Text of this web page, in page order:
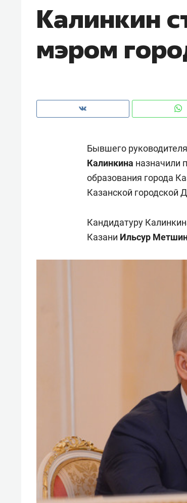
Калинкин
мэром
Бывшего
Калинкина назначили
образования города
Казанской городской
Кандидатуру
Казани Ильсур
чем интересен Оман?